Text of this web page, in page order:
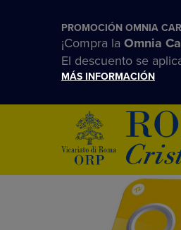
PROMOCIÓN OMNIA
¡Compra la Omnia
El descuento se
MÁS INFORMACIÓN